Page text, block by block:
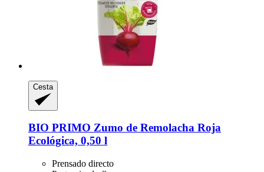
Cesta
BIO PRIMO Zumo de Remolacha Roja
Ecológica, 0,50 l
Prensado directo